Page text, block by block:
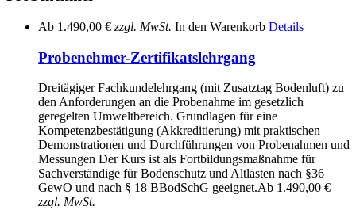
Ab 1.490,00 € zzgl. MwSt. In den Warenkorb Details
Probenehmer-Zertifikatslehrgang
Dreitägiger Fachkundelehrgang (mit Zusatztag Bodenluft) zu
den Anforderungen an die Probenahme im gesetzlich
geregelten Umweltbereich. Grundlagen für eine
Kompetenzbestätigung (Akkreditierung) mit praktischen
Demonstrationen und Durchführungen von Probenahmen und
Messungen Der Kurs ist als Fortbildungsmaßnahme für
Sachverständige für Bodenschutz und Altlasten nach §36
GewO und nach § 18 BBodSchG geeignet.Ab 1.490,00 €
zzgl. MwSt.